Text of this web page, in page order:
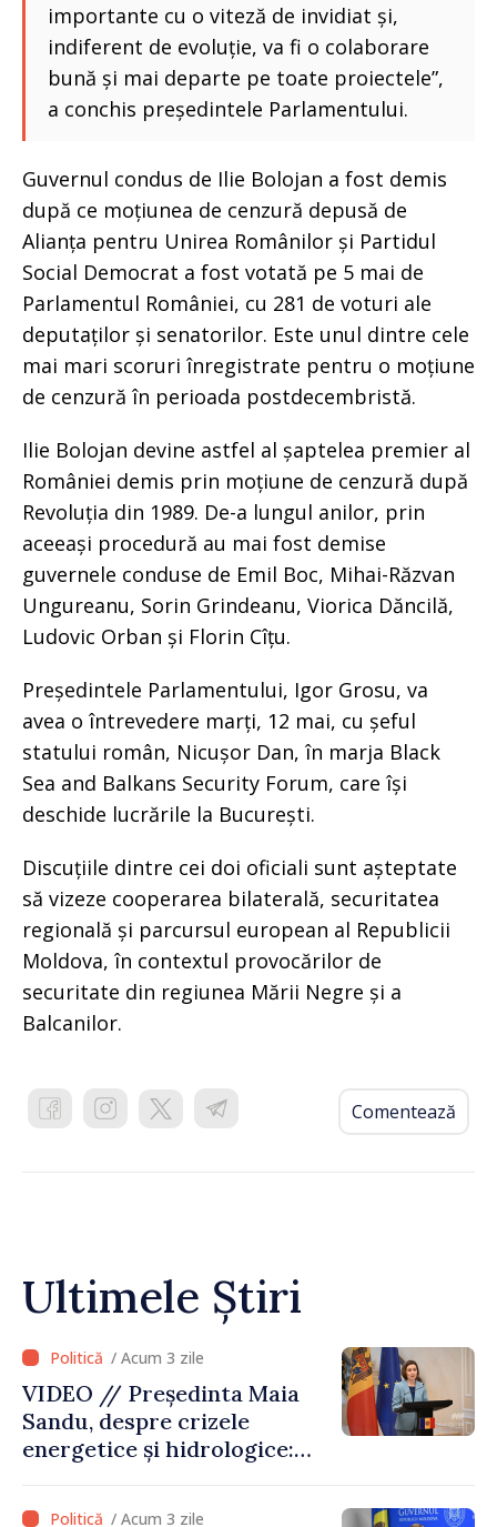
importante cu o viteză de invidiat și,
indiferent de evoluție, va fi o colaborare
bună și mai departe pe toate proiectele”,
a conchis președintele Parlamentului.
Guvernul condus de Ilie Bolojan a fost demis
după ce moțiunea de cenzură depusă de
Alianța pentru Unirea Românilor și Partidul
Social Democrat a fost votată pe 5 mai de
Parlamentul României, cu 281 de voturi ale
deputaților și senatorilor. Este unul dintre cele
mai mari scoruri înregistrate pentru o moțiune
de cenzură în perioada postdecembristă.
Ilie Bolojan devine astfel al șaptelea premier al
României demis prin moțiune de cenzură după
Revoluția din 1989. De-a lungul anilor, prin
aceeași procedură au mai fost demise
guvernele conduse de Emil Boc, Mihai-Răzvan
Ungureanu, Sorin Grindeanu, Viorica Dăncilă,
Ludovic Orban și Florin Cîțu.
Președintele Parlamentului, Igor Grosu, va
avea o întrevedere marți, 12 mai, cu șeful
statului român, Nicușor Dan, în marja Black
Sea and Balkans Security Forum, care își
deschide lucrările la București.
Discuțiile dintre cei doi oficiali sunt așteptate
să vizeze cooperarea bilaterală, securitatea
regională și parcursul european al Republicii
Moldova, în contextul provocărilor de
securitate din regiunea Mării Negre și a
Balcanilor.
Comentează
Ultimele Știri
/ Acum 3 zile
VIDEO // Președinta Maia
Sandu, despre crizele
energetice și hidrologice:
posibilul pentru a atenua
/ Acum 3 zile